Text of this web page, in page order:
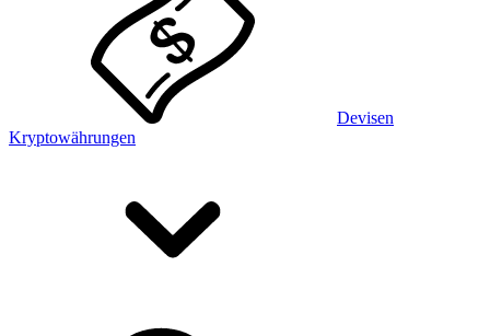
Devisen
Kryptowährungen